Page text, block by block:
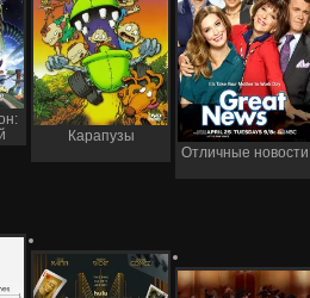
Карапузы
Отличные новости